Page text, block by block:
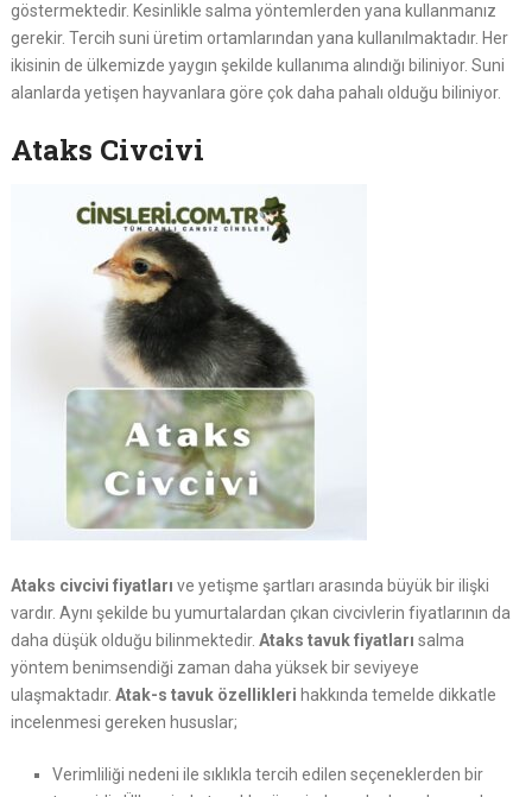
göstermektedir. Kesinlikle salma yöntemlerden yana kullanmanız
gerekir. Tercih suni üretim ortamlarından yana kullanılmaktadır. Her
ikisinin de ülkemizde yaygın şekilde kullanıma alındığı biliniyor. Suni
alanlarda yetişen hayvanlara göre çok daha pahalı olduğu biliniyor.
Ataks Civcivi
Ataks civcivi fiyatları ve yetişme şartları arasında büyük bir ilişki
vardır. Aynı şekilde bu yumurtalardan çıkan civcivlerin fiyatlarının da
daha düşük olduğu bilinmektedir. Ataks tavuk fiyatları salma
yöntem benimsendiği zaman daha yüksek bir seviyeye
ulaşmaktadır. Atak-s tavuk özellikleri hakkında temelde dikkatle
incelenmesi gereken hususlar;
Verimliliği nedeni ile sıklıkla tercih edilen seçeneklerden bir